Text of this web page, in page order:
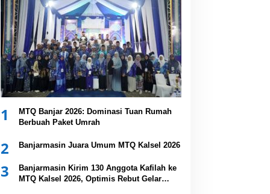
1
MTQ Banjar 2026: Dominasi Tuan Rumah
Berbuah Paket Umrah
2 Banjarmasin Juara Umum MTQ Kalsel 2026
3
Banjarmasin Kirim 130 Anggota Kafilah ke
MTQ Kalsel 2026, Optimis Rebut Gelar